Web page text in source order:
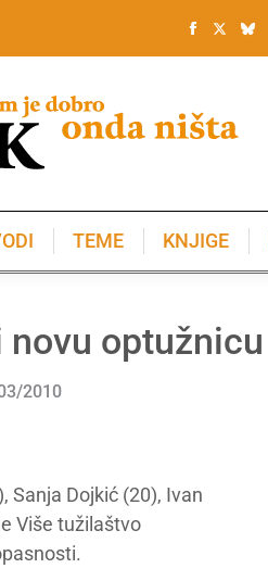
TEME KNJIGE
optužnicu
2010
Sanja Dojkić (20), Ivan
Više tužilaštvo
KNJIGE